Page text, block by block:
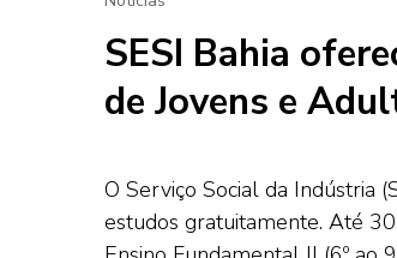
SESI Bahia
de Jovens e
O Serviço Social da Indústria
estudos gratuitamente. Até